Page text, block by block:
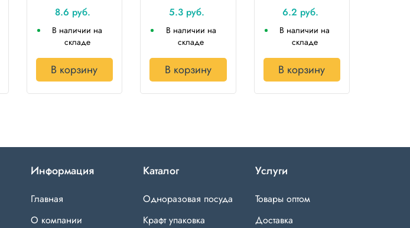
8.6 руб.
В наличии на
складе
В корзину
5.3 руб.
В наличии на
складе
В корзину
6.2 руб.
В наличии на
складе
В корзину
Информация
Главная
О компании
Каталог
Одноразовая посуда
Крафт упаковка
Услуги
Товары оптом
Доставка